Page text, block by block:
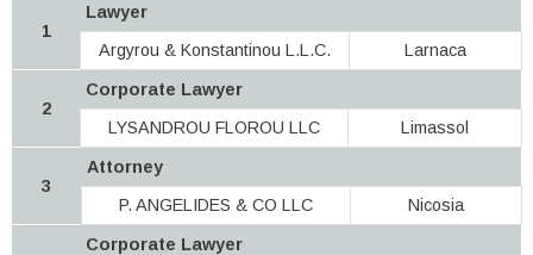
1
Lawyer
Argyrou & Konstantinou L.L.C.
Larnaca
2
Corporate Lawyer
LYSANDROU FLOROU LLC
Limassol
3
Attorney
P. ANGELIDES & CO LLC
Nicosia
Corporate Lawyer